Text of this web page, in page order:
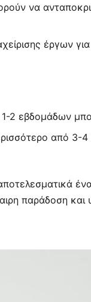
να
έργων
2 εβδομάδων
από
ένα
παράδοση και